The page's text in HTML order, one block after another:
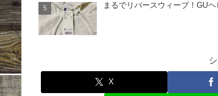
まるでリバースウィーブ！GU
X